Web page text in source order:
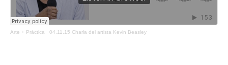
Arte + Práctica · 04.11.15 Charla del artista Kevin Beasley